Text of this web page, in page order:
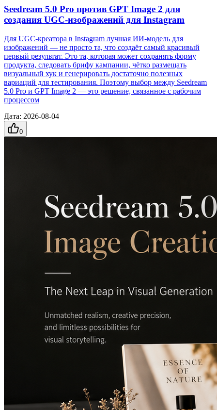
Seedream 5.0 Pro против GPT Image 2 для
создания UGC-изображений для Instagram
Для UGC-креатора в Instagram лучшая ИИ-модель для
изображений — не просто та, что создаёт самый красивый
первый результат. Это та, которая может сохранять форму
продукта, следовать брифу кампании, чётко размещать
визуальный хук и генерировать достаточно полезных
вариаций для тестирования. Поэтому выбор между Seedream
5.0 Pro и GPT Image 2 — это решение, связанное с рабочим
процессом
Дата: 2026-08-04
0